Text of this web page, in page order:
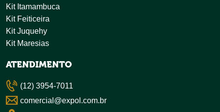
Kit Itamambuca
Kit Feiticeira
Kit Juquehy
Kit Maresias
ATENDIMENTO
(12) 3954-7011
comercial@expol.com.br